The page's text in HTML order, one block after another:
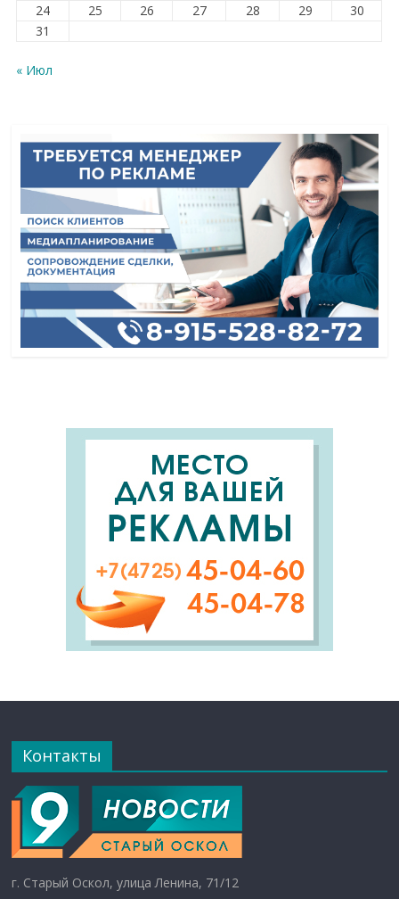
24
25 26 27 28 29
30
31
« Июл
Контакты
г. Старый Оскол, улица Ленина, 71/12